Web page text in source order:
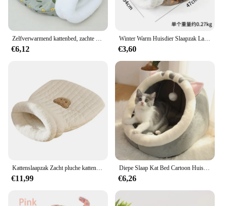
€6,12
Winter Warm Huisdier Slaapzak Lamswol Warm Kitten Nest Boren Gat Beddengoed Semi Gesloten Kleine Hondenkennel voor Beide Honden Katten
€3,60
€11,99
Diepe Slaap Kat Bed Cartoon Huisdier Bed Opvouwbaar Afneembaar Wasbaar Huisdier Slaapbed Voor Kleine Hond Mat Tas Grot Katten Bed
€6,26